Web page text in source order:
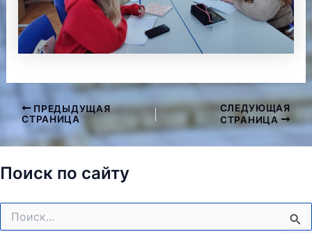
Навигация
записям
ПРЕДЫДУЩАЯ
СТРАНИЦА
СЛЕДУЮЩАЯ
СТРАНИЦА
Поиск по сайту